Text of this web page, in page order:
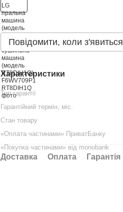
Повідомити, коли з'явиться
Характеристики
Тип гарантії
Гарантійний термін, міс.
Стан товару
«Оплата частинами» ПриватБанку
«Покупка частинами» від monobank
Доставка Оплата Гарантія